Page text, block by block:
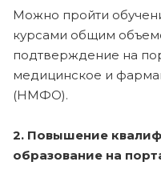
Можно пройти
курсами общим
подтверждение на
медицинское и
(НМФО).
2. Повышение
образование на